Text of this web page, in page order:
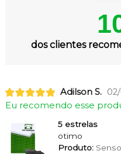
dos clientes
Adilson S.
Eu recomendo esse
5 estrelas
otimo
Produto: